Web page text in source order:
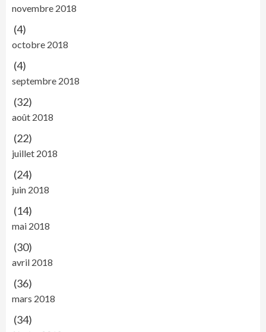
novembre 2018
(4)
octobre 2018
(4)
septembre 2018
(32)
août 2018
(22)
juillet 2018
(24)
juin 2018
(14)
mai 2018
(30)
avril 2018
(36)
mars 2018
(34)